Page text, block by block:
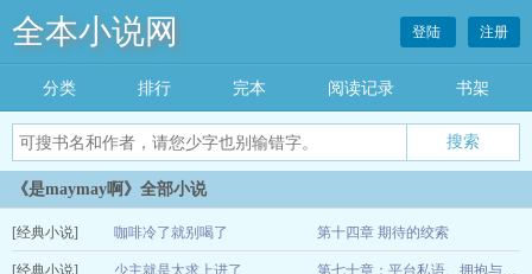
全本小说网 登陆 注册
分类 排行 完本 阅读记录 书架
《是maymay啊》全部小说
[经典小说] 咖啡冷了就别喝了 第十四章 期待的绞索
12-16
[经典小说] 少主就是太求上进了 第七十章：平台私语、拥抱与林家疑云